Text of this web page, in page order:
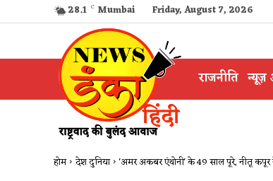
28.1 C Mumbai Friday, August 7, 2026
राजनीति
होम देश दुनिया 'अमर अकबर एंथोनी' के 49 साल पूरे, नीतू कपूर